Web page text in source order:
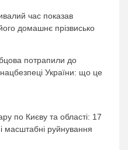
час показав
домашнє прізвисько
потрапили до
нацбезпеці України: що це
по Києву та області: 17
масштабні руйнування